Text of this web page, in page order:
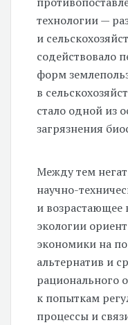
технологии —
и
содействовало
форм
в
стало одной из
загрязнения
Между тем
научно-
и
экологии
экономики на
альтернатив и
рационального
к попыткам
процессы и